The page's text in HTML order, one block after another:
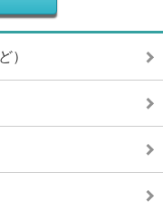
）